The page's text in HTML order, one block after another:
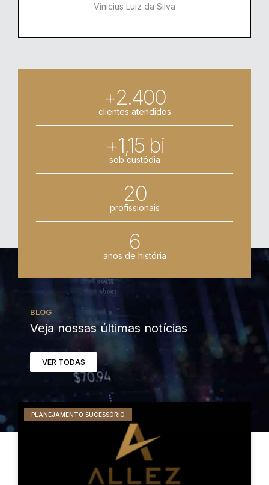
Vinicius Luiz da Silva
+2.400
clientes atendidos
+1,15 bi
sob custódia
20
profissionais
6
anos de história
BLOG
Veja nossas últimas notícias
VER TODAS
PLANEJAMENTO SUCESSÓRIO